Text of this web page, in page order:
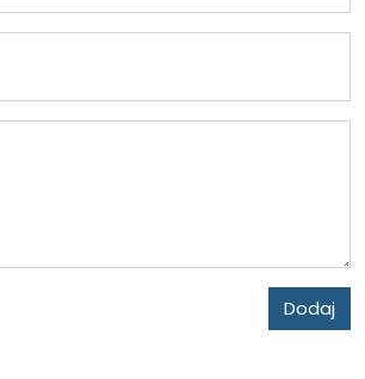
Dodaj